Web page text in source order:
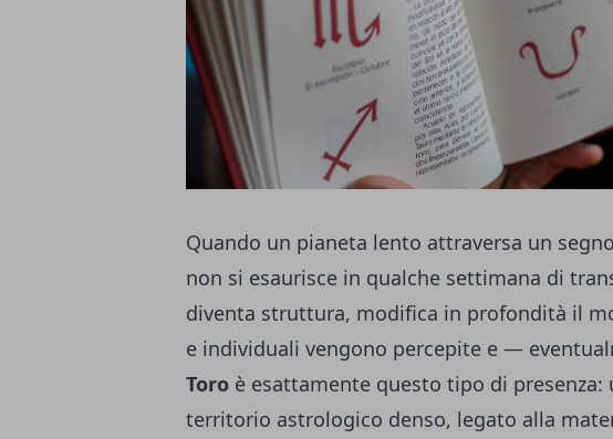
Quando un pianeta lento attraversa un
non si esaurisce in qualche settimana di
diventa struttura, modifica in profondità il
e individuali vengono percepite e —
Toro è esattamente questo tipo di presenza:
territorio astrologico denso, legato alla